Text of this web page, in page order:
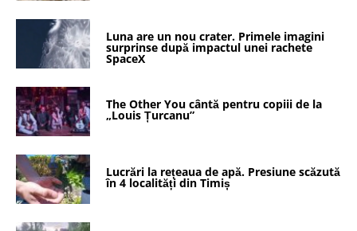
Luna are un nou crater. Primele imagini
surprinse după impactul unei rachete
SpaceX
The Other You cântă pentru copiii de la
„Louis Țurcanu”
Lucrări la rețeaua de apă. Presiune scăzută
în 4 localități din Timiș